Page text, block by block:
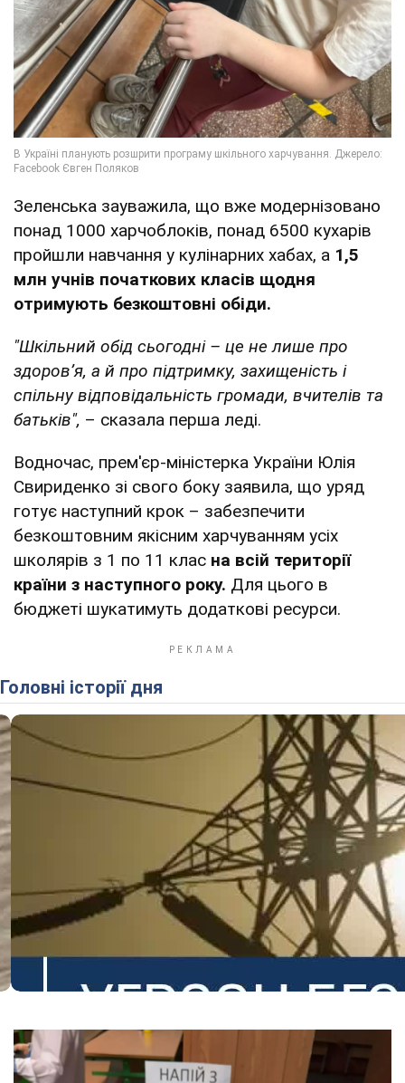
Зеленська зауважила, що вже модернізовано
понад 1000 харчоблоків, понад 6500 кухарів
пройшли навчання у кулінарних хабах, а 1,5
млн учнів початкових класів щодня
отримують безкоштовні обіди.
"Шкільний обід сьогодні – це не лише про
здоров’я, а й про підтримку, захищеність і
спільну відповідальність громади, вчителів та
батьків", – сказала перша леді.
Водночас, прем'єр-міністерка України Юлія
Свириденко зі свого боку заявила, що уряд
готує наступний крок – забезпечити
безкоштовним якісним харчуванням усіх
школярів з 1 по 11 клас на всій території
країни з наступного року. Для цього в
бюджеті шукатимуть додаткові ресурси.
Головні історії дня